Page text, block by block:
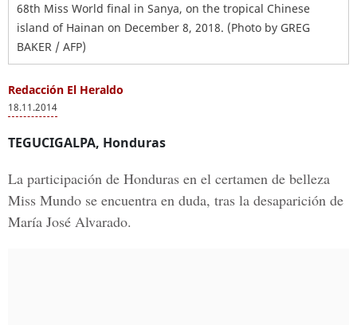
68th Miss World final in Sanya, on the tropical Chinese
island of Hainan on December 8, 2018. (Photo by GREG
BAKER / AFP)
Redacción El Heraldo
18.11.2014
TEGUCIGALPA, Honduras
La participación de Honduras en el certamen de belleza
Miss Mundo se encuentra en duda, tras la desaparición de
María José Alvarado.